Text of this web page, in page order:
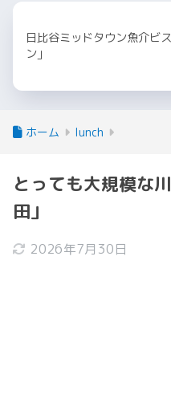
日比谷ミッドタウン魚介ビ
ン」
ホーム lunch
とっても大規模な
田」
2026年7月30日